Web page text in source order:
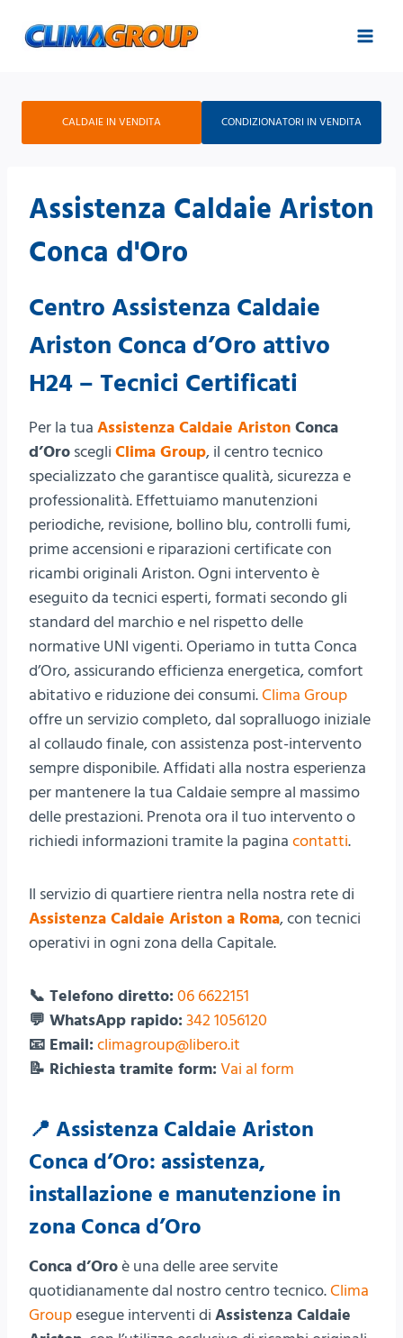
CALDAIE IN VENDITA CONDIZIONATORI IN VENDITA
Assistenza Caldaie Ariston
Conca d'Oro
Centro Assistenza Caldaie
Ariston Conca d’Oro attivo
H24 – Tecnici Certificati
Per la tua Assistenza Caldaie Ariston Conca
d’Oro scegli Clima Group, il centro tecnico
specializzato che garantisce qualità, sicurezza e
professionalità. Effettuiamo manutenzioni
periodiche, revisione, bollino blu, controlli fumi,
prime accensioni e riparazioni certificate con
ricambi originali Ariston. Ogni intervento è
eseguito da tecnici esperti, formati secondo gli
standard del marchio e nel rispetto delle
normative UNI vigenti. Operiamo in tutta Conca
d’Oro, assicurando efficienza energetica, comfort
abitativo e riduzione dei consumi.Clima Group
offre un servizio completo, dal sopralluogo iniziale
al collaudo finale, con assistenza post-intervento
sempre disponibile. Affidati alla nostra esperienza
per mantenere la tua Caldaie sempre al massimo
delle prestazioni. Prenota ora il tuo intervento o
richiedi informazioni tramite la pagina contatti.
Il servizio di quartiere rientra nella nostra rete di
Assistenza Caldaie Ariston a Roma, con tecnici
operativi in ogni zona della Capitale.
📞 Telefono diretto: 06 6622151
💬 WhatsApp rapido: 342 1056120
📧 Email: climagroup@libero.it
📝 Richiesta tramite form: Vai al form
📍 Assistenza Caldaie Ariston
Conca d’Oro: assistenza,
installazione e manutenzione in
zona Conca d’Oro
Conca d’Oroè una delle aree servite
quotidianamente dal nostro centro tecnico.Clima
Groupesegue interventi di Assistenza Caldaie